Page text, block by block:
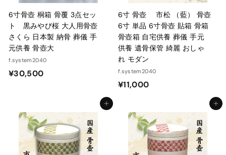
6寸骨壺 桐箱 骨覆 3点セッ
ト 黒みやび桜 大人用骨壺
さくら 日本製 納骨 葬儀 手
元供養 骨壺大
f.system2040
¥30,500¥
5
0
0
6寸 骨壺 市松 （藍） 骨壺
6寸 単品 6寸骨壺 貼箱 骨箱
骨壺箱 自宅供養 葬儀 手元
供養 遺骨保管 綺麗 おしゃ
れ モダン
f.system2040
¥11,000¥
,
0
0
カートに入れる カートに入れる